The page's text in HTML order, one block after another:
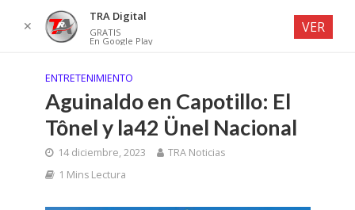
ENTRETENIMIENTO
Aguinaldo en Capotillo: El
Tônel y la42 Ünel Nacional
14 diciembre, 2023
TRA Noticias
1 Mins Lectura
✕
TRA Digital
GRATIS
En Google Play
VER